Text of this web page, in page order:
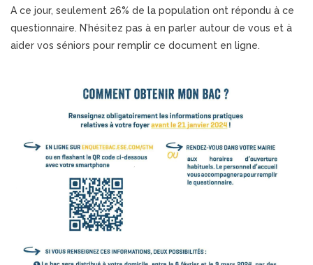
A ce jour, seulement 26% de la population ont répondu à ce
questionnaire. N’hésitez pas à en parler autour de vous et à
aider vos séniors pour remplir ce document en ligne.